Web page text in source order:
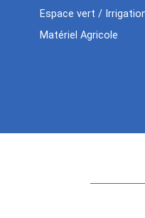
Espace vert /
Matériel Agricole